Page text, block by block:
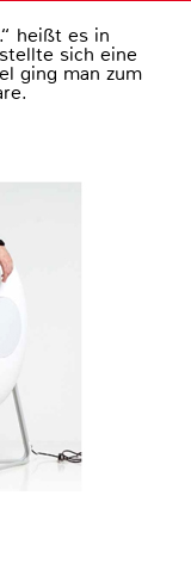
heißt es in
sich eine
ging man zum